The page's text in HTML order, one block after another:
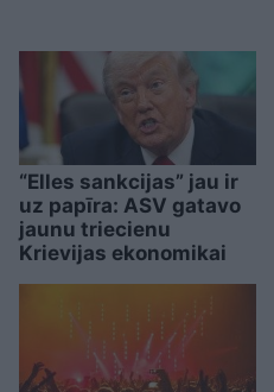
“Elles sankcijas” jau ir
uz papīra: ASV gatavo
jaunu triecienu
Krievijas ekonomikai